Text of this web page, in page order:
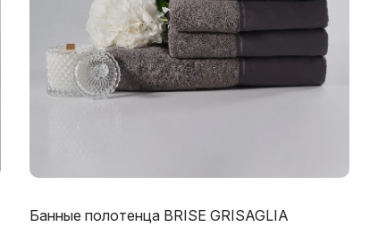
Банные полотенца BRISE GRISAGLIA